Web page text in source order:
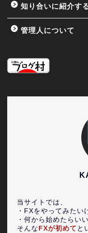
知り合いに紹介す
管理人について
当サイトでは、
・FXをやってみたい
・何から始めたらい
そんな FXが初めて と